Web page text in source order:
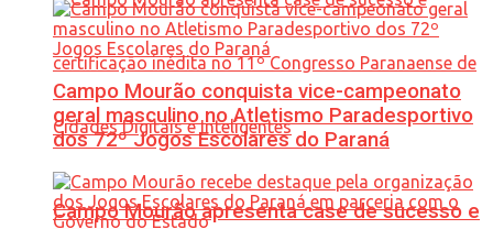
Campo Mourão apresenta case de sucesso e
Campo Mourão conquista vice-campeonato
geral masculino no Atletismo Paradesportivo
dos 72º Jogos Escolares do Paraná